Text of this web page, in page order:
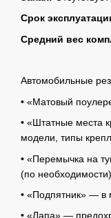
Срок
Средний вес
Автомобильные
• «Матовый
• «Штатные места
модели, типы
• «Перемычка на
(по необходимости)
• «Подпятник» — в
• «Лапа» —